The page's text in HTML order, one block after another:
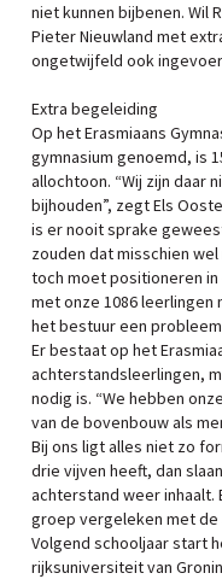
niet kunnen bijbenen. Wil
Pieter Nieuwland met
ongetwijfeld ook
Extra begeleiding
Op het Erasmiaans
gymnasium genoemd, is
allochtoon. “Wij zijn daar
bijhouden”, zegt Els
is er nooit sprake
zouden dat misschien
toch moet positioneren
met onze 1086 leerlingen
het bestuur een
Er bestaat op het
achterstandsleerlingen,
nodig is. “We hebben
van de bovenbouw als
Bij ons ligt alles niet zo
drie vijven heeft, dan
achterstand weer
groep vergeleken met de
Volgend schooljaar start
rijksuniversiteit van